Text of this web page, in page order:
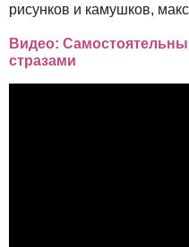
рисунков и камушков,
Видео:
стразами